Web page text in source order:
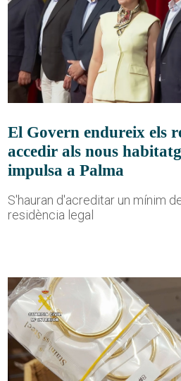
El Govern endureix els
accedir als nous
impulsa a Palma
S'hauran d'acreditar un mínim
residència legal